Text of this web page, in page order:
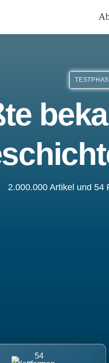
2.000.000 Artikel und 54